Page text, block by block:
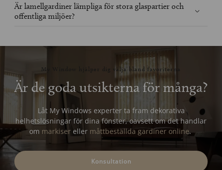
Är lamellgardiner lämpliga för stora glaspartier och
offentliga miljöer?
My Window hjälper dig välja bland favoriterna
Är de goda utsikterna för många?
Låt My Windows experter ta fram dekorativa
helhetslösningar för dina fönster, oavsett om det handlar
om markisereller måttbeställda gardiner online.
Konsultation